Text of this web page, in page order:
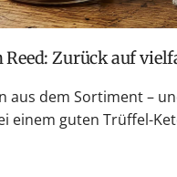
Reed: Zurück auf
aus dem Sortiment –
einem guten Trüffel-